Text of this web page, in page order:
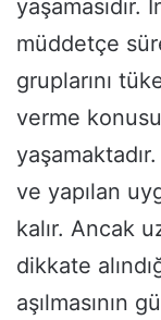
yaşamasıdır.
müddetçe
gruplarını
verme
ve yapılan
kalır. Ancak
dikkate
aşılmasının